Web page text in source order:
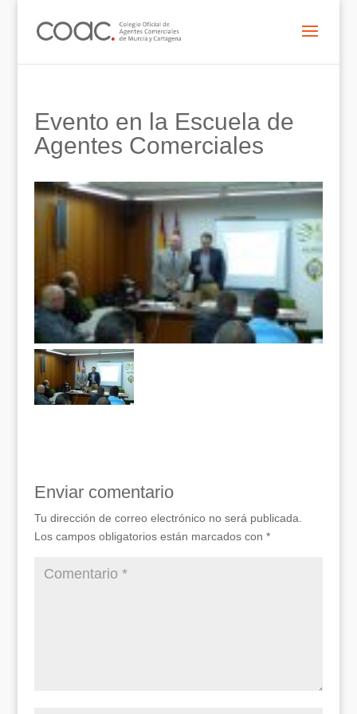
Evento en la Escuela de
Agentes Comerciales
Enviar comentario
Tu dirección de correo electrónico no será publicada.
Los campos obligatorios están marcados con *